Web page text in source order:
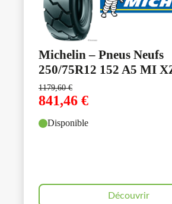
Michelin – Pneus Neufs
250/75R12 152 A5 MI
1179,60€
841,46 €
Disponible
Découvrir